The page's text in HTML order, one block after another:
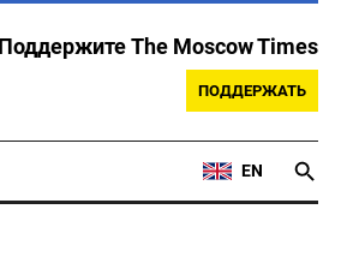
Поддержите The Moscow Times
ПОДДЕРЖАТЬ
EN